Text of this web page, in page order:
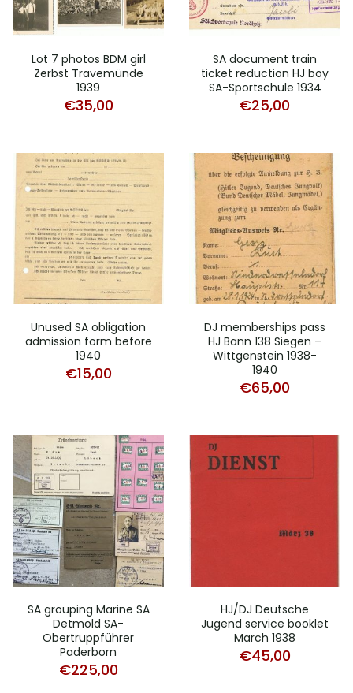
Lot 7 photos BDM girl
Zerbst Travemünde
1939
€35,00
SA document train
ticket reduction HJ boy
SA-Sportschule 1934
€25,00
Unused SA obligation
admission form before
1940
€15,00
DJ memberships pass
HJ Bann 138 Siegen –
Wittgenstein 1938-
1940
€65,00
SA grouping Marine SA
Detmold SA-
Obertruppführer
Paderborn
€225,00
HJ/DJ Deutsche
Jugend service booklet
March 1938
€45,00